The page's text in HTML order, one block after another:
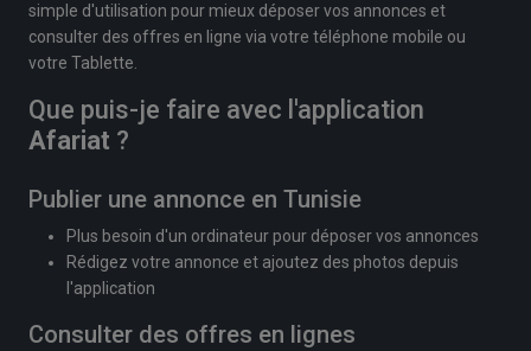
simple d'utilisation pour mieux déposer vos annonces et
consulter des offres en ligne via votre téléphone mobile ou
votre Tablette.
Que puis-je faire avec l'application
Afariat ?
Publier une annonce en Tunisie
Plus besoin d'un ordinateur pour déposer vos annonces
Rédigez votre annonce et ajoutez des photos depuis
l'application
Consulter des offres en lignes